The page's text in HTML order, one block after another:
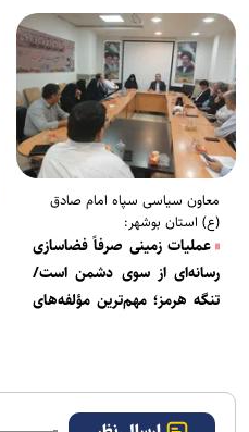
معاون سیاسی سپاه امام صادق
(ع) استان بوشهر:
عملیات زمینی صرفاً فضاسازی‌
رسانه‌ای از سوی دشمن است/
تنگه هرمز؛ مهم‌ترین مؤلفه‌های